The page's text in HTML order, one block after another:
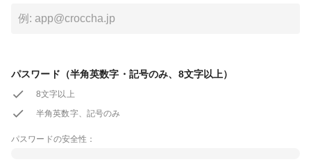
パスワード（半角英数字・記号のみ、8文字以上）
8文字以上
半角英数字、記号のみ
パスワードの安全性：